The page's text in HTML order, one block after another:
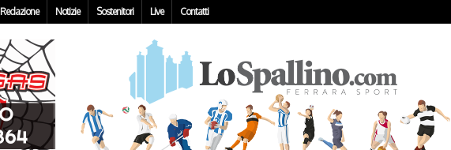
Redazione Notizie Sostenitori Live Contatti